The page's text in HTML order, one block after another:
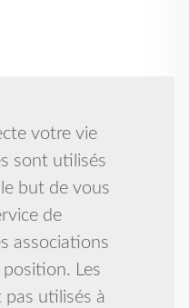
votre vie
sont utilisés
but de vous
de
associations
Les
pas utilisés à